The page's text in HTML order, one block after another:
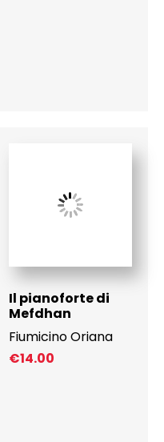
Il pianoforte di
Mefdhan
Fiumicino Oriana
€14.00